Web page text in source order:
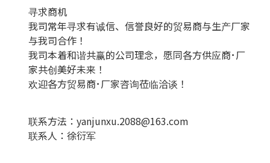
寻求商机
我司常年寻求有诚信、信誉良好的贸易商与生产厂家
与我司合作！
我司本着和谐共赢的公司理念，愿同各方供应商･厂
家共创美好未来！
欢迎各方贸易商･厂家咨询莅临洽谈！
联系方法：yanjunxu.2088@163.com
联系人：徐衍军